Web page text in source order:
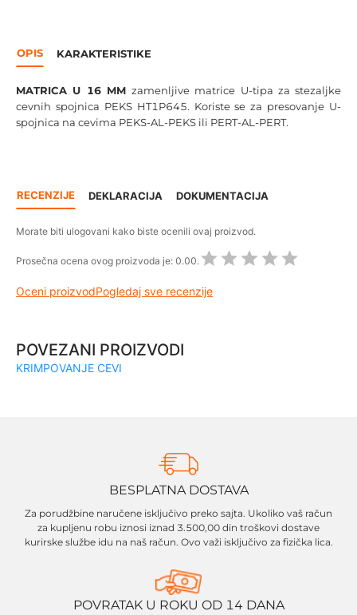
OPIS KARAKTERISTIKE
MATRICA U 16 MM zamenljive matrice U-tipa za stezaljke
cevnih spojnica PEKS HT1P645. Koriste se za presovanje U-
spojnica na cevima PEKS-AL-PEKS ili PERT-AL-PERT.
RECENZIJE DEKLARACIJA DOKUMENTACIJA
Morate biti ulogovani kako biste ocenili ovaj proizvod.
Prosečna ocena ovog proizvoda je: 0.00.
Oceni proizvodPogledaj sve recenzije
POVEZANI PROIZVODI
KRIMPOVANJE CEVI
BESPLATNA DOSTAVA
Za porudžbine naručene isključivo preko sajta. Ukoliko vaš račun
za kupljenu robu iznosi iznad 3.500,00 din troškovi dostave
kurirske službe idu na naš račun. Ovo važi isključivo za fizička lica.
POVRATAK U ROKU OD 14 DANA